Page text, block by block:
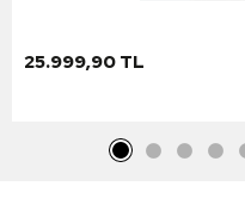
25.999,90 TL